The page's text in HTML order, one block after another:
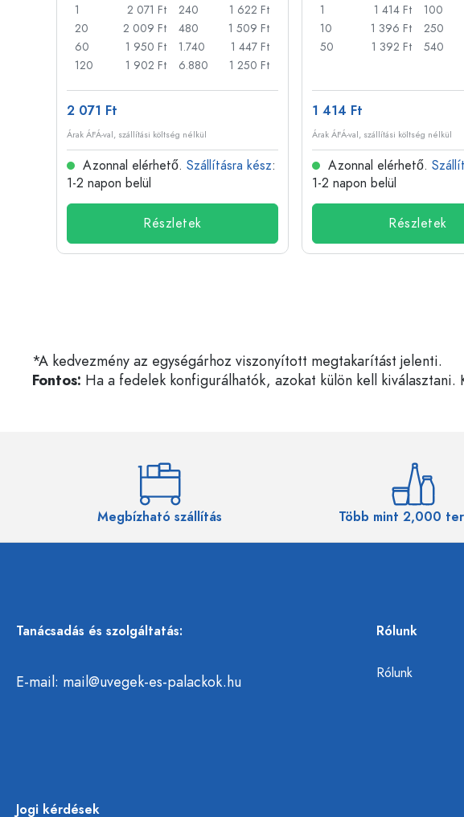
1
2 071 Ft
20
2 009 Ft
60
1 950 Ft
120
1 902 Ft
240
1 622 Ft
480
1 509 Ft
1.740
1 447 Ft
6.880
1 250 Ft
2 071 Ft
Árak ÁFÁ-val, szállítási költség nélkül
Azonnal elérhető. Szállításra kész:
1-2 napon belül
Részletek
1
1 414 Ft
10
1 396 Ft
50
1 392 Ft
100
250
540
1 414 Ft
Árak ÁFÁ-val, szállítási költség nélkül
Azonnal elérhető.
1-2 napon belül
Részletek
*A kedvezmény az egységárhoz viszonyított megtakarítást jelenti.
Fontos: Ha a fedelek konfigurálhatók, azokat külön kell
Megbízható szállítás Több mint 2,000
Tanácsadás és szolgáltatás:
E-mail: mail@uvegek-es-palackok.hu
Rólunk
Rólunk
Jogi kérdések